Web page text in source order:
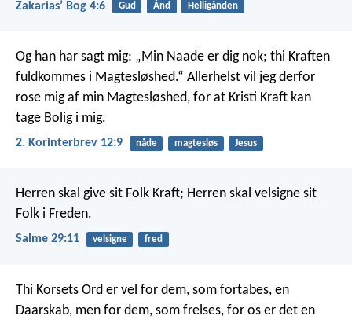
Zakariasʼ Bog 4:6 Gud Ånd Helligånden
Og han har sagt mig: „Min Naade er dig nok; thi Kraften
fuldkommes i Magtesløshed.“ Allerhelst vil jeg derfor
rose mig af min Magtesløshed, for at Kristi Kraft kan
tage Bolig i mig.
2. Korinterbrev 12:9 nåde magtesløs Jesus
Herren skal give sit Folk Kraft; Herren skal velsigne sit
Folk i Freden.
Salme 29:11 velsigne fred
Thi Korsets Ord er vel for dem, som fortabes, en
Daarskab, men for dem, som frelses, for os er det en